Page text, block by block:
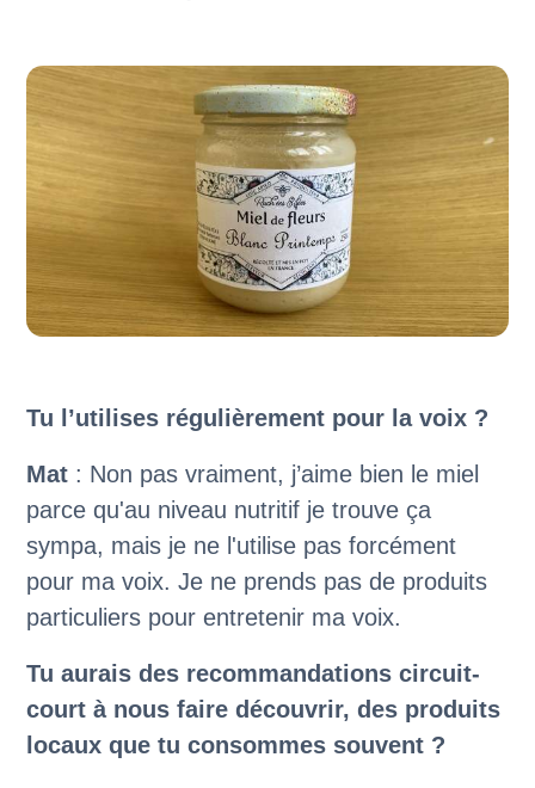
Tu l’utilises régulièrement pour la voix ?
Mat: Non pas vraiment, j’aime bien le miel
parce qu'au niveau nutritif je trouve ça
sympa, mais je ne l'utilise pas forcément
pour ma voix. Je ne prends pas de produits
particuliers pour entretenir ma voix.
Tu aurais des recommandations circuit-
court à nous faire découvrir, des produits
locaux que tu consommes souvent ?